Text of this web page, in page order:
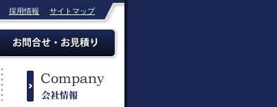
採用情報 サイトマップ